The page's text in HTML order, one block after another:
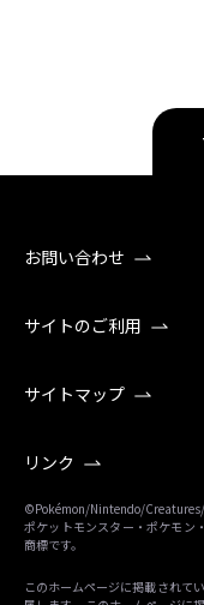
お問い合わせ
サイトのご利用
サイトマップ
リンク
©Pokémon/Nintendo/Creatures/
ポケットモンスター・ポケモン
商標です。
このホームページに掲載されて